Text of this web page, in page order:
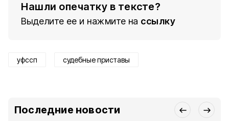
Нашли опечатку в тексте?
Выделите ее и нажмите на ссылку
уфссп судебные приставы
Последние новости